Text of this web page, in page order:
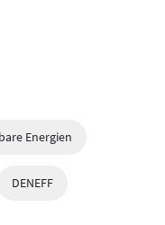
Energien
DENEFF